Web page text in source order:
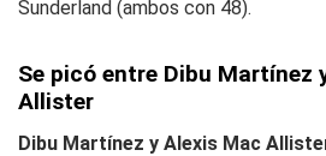
Sunderland (ambos con 48).
Se picó entre Dibu Martínez
Allister
Dibu Martínez y Alexis Mac